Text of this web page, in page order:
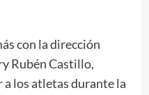
con la dirección
Rubén Castillo,
a los atletas durante la